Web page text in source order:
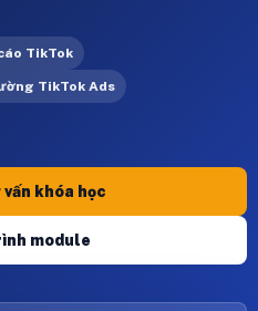
TikTok
TikTok Ads
khóa học
module